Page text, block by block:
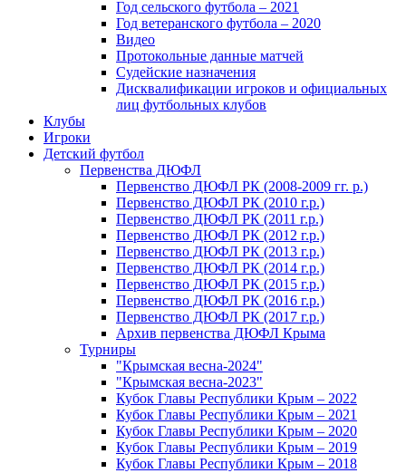
Год сельского футбола – 2021
Год ветеранского футбола – 2020
Видео
Протокольные данные матчей
Судейские назначения
Дисквалификации игроков и официальных
лиц футбольных клубов
Клубы
Игроки
Детский футбол
Первенства ДЮФЛ
Первенство ДЮФЛ РК (2008-2009 гг. р.)
Первенство ДЮФЛ РК (2010 г.р.)
Первенство ДЮФЛ РК (2011 г.р.)
Первенство ДЮФЛ РК (2012 г.р.)
Первенство ДЮФЛ РК (2013 г.р.)
Первенство ДЮФЛ РК (2014 г.р.)
Первенство ДЮФЛ РК (2015 г.р.)
Первенство ДЮФЛ РК (2016 г.р.)
Первенство ДЮФЛ РК (2017 г.р.)
Архив первенства ДЮФЛ Крыма
Турниры
"Крымская весна-2024"
"Крымская весна-2023"
Кубок Главы Республики Крым – 2022
Кубок Главы Республики Крым – 2021
Кубок Главы Республики Крым – 2020
Кубок Главы Республики Крым – 2019
Кубок Главы Республики Крым – 2018